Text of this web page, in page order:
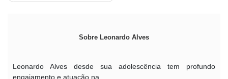
Sobre Leonardo Alves
Leonardo Alves desde sua adolescência tem profundo
engajamento e atuação na